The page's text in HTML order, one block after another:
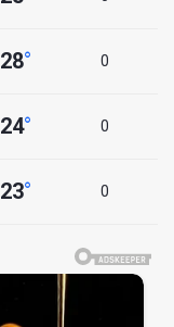
28° 0
24° 0
23° 0